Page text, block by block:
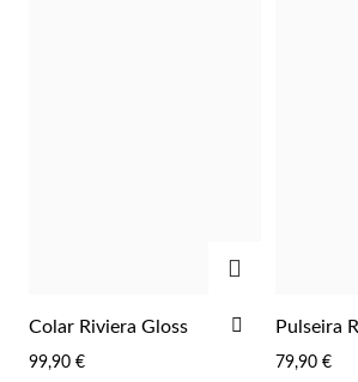
Colar Riviera Gloss
99,90 €
ADICIONAR
FAVORITOS
Pulseira
79,90 €